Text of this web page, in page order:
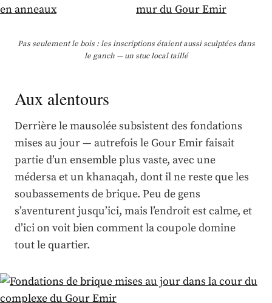
Pas seulement le bois : les inscriptions étaient aussi sculptées dans
le ganch — un stuc local taillé
Aux alentours
Derrière le mausolée subsistent des fondations
mises au jour — autrefois le Gour Emir faisait
partie d’un ensemble plus vaste, avec une
médersa et un khanaqah, dont il ne reste que les
soubassements de brique. Peu de gens
s’aventurent jusqu’ici, mais l’endroit est calme, et
d’ici on voit bien comment la coupole domine
tout le quartier.